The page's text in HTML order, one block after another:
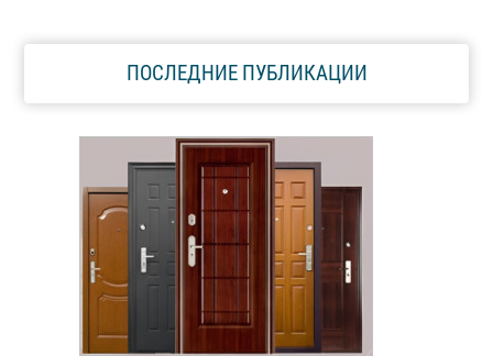
ПОСЛЕДНИЕ ПУБЛИКАЦИИ